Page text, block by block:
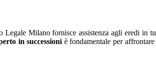
Legale Milano fornisce assistenza agli eredi in
in successioni è fondamentale per